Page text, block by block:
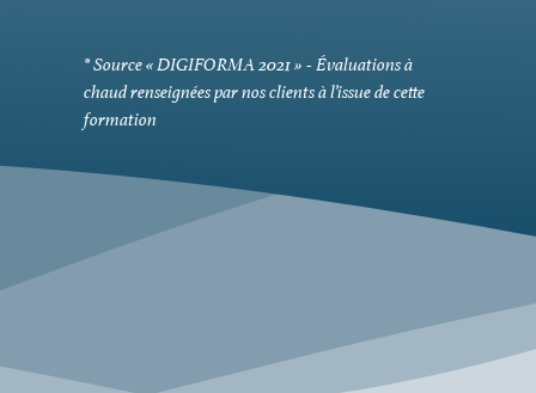
* Source « DIGIFORMA 2021 » - Évaluations à
chaud renseignées par nos clients à l’issue de cette
formation